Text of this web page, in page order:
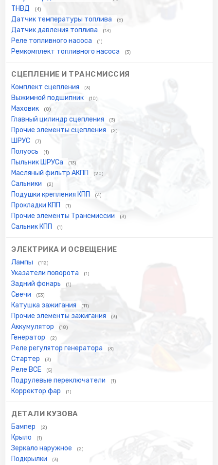
ТНВД (4)
Датчик температуры топлива (6)
Датчик давления топлива (13)
Реле топливного насоса (1)
Ремкомплект топливного насоса (3)
СЦЕПЛЕНИЕ И ТРАНСМИССИЯ
Комплект сцепления (3)
Выжимной подшипник (10)
Маховик (8)
Главный цилиндр сцепления (3)
Прочие элементы сцепления (2)
ШРУС (7)
Полуось (1)
Пыльник ШРУСа (13)
Масляный фильтр АКПП (20)
Сальники (2)
Подушки крепления КПП (4)
Прокладки КПП (1)
Прочие элементы Трансмиссии (3)
Сальник КПП (1)
ЭЛЕКТРИКА И ОСВЕЩЕНИЕ
Лампы (112)
Указатели поворота (1)
Задний фонарь (1)
Свечи (53)
Катушка зажигания (11)
Прочие элементы зажигания (3)
Аккумулятор (18)
Генератор (2)
Реле регулятор генератора (3)
Стартер (3)
Реле ВСЕ (5)
Подрулевые переключатели (1)
Корректор фар (1)
ДЕТАЛИ КУЗОВА
Бампер (2)
Крыло (1)
Зеркало наружное (2)
Подкрылки (3)